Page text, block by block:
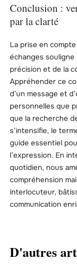
Conclusion :
par la clarté
La prise en
échanges souligne
précision et de la
Appréhender ce
d’un message et
personnelles que
que la recherche
s’intensifie, le
guide essentiel
l’expression. En
quotidien, nous
compréhension
interlocuteur,
communication
D'autres